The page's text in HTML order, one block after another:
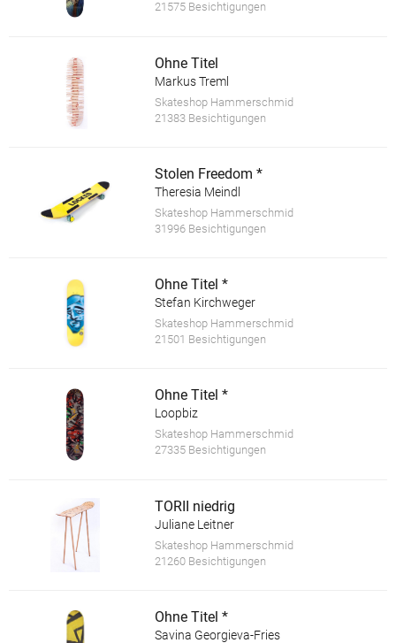
21575 Besichtigungen
Ohne Titel
Markus Treml
Skateshop Hammerschmid
21383 Besichtigungen
Stolen Freedom *
Theresia Meindl
Skateshop Hammerschmid
31996 Besichtigungen
Ohne Titel *
Stefan Kirchweger
Skateshop Hammerschmid
21501 Besichtigungen
Ohne Titel *
Loopbiz
Skateshop Hammerschmid
27335 Besichtigungen
TORII niedrig
Juliane Leitner
Skateshop Hammerschmid
21260 Besichtigungen
Ohne Titel *
Savina Georgieva-Fries